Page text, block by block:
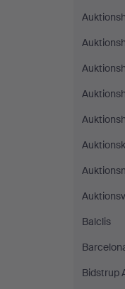
Balclis
Bidstrup